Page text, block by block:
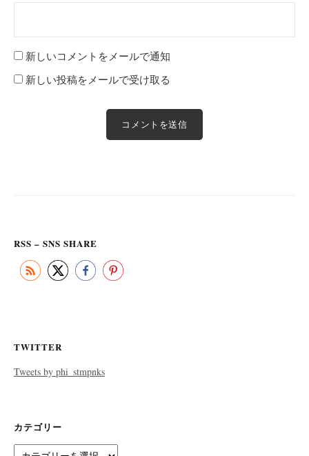
新しいコメントをメールで通知
新しい投稿をメールで受け取る
RSS – SNS SHARE
TWITTER
Tweets by phi_stmpnks
カテゴリー